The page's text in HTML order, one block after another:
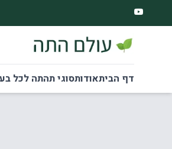
דף הביתאודותסוגי תהתה לכל